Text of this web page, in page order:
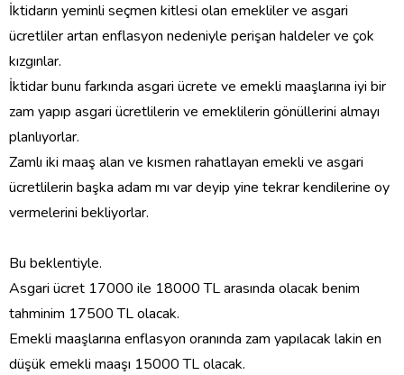
İktidarın yeminli seçmen kitlesi olan emekliler ve asgari
ücretliler artan enflasyon nedeniyle perişan haldeler ve çok
kızgınlar.
İktidar bunu farkında asgari ücrete ve emekli maaşlarına iyi bir
zam yapıp asgari ücretlilerin ve emeklilerin gönüllerini almayı
planlıyorlar.
Zamlı iki maaş alan ve kısmen rahatlayan emekli ve asgari
ücretlilerin başka adam mı var deyip yine tekrar kendilerine oy
vermelerini bekliyorlar.
Bu beklentiyle.
Asgari ücret 17000 ile 18000 TL arasında olacak benim
tahminim 17500 TL olacak.
Emekli maaşlarına enflasyon oranında zam yapılacak lakin en
düşük emekli maaşı 15000 TL olacak.